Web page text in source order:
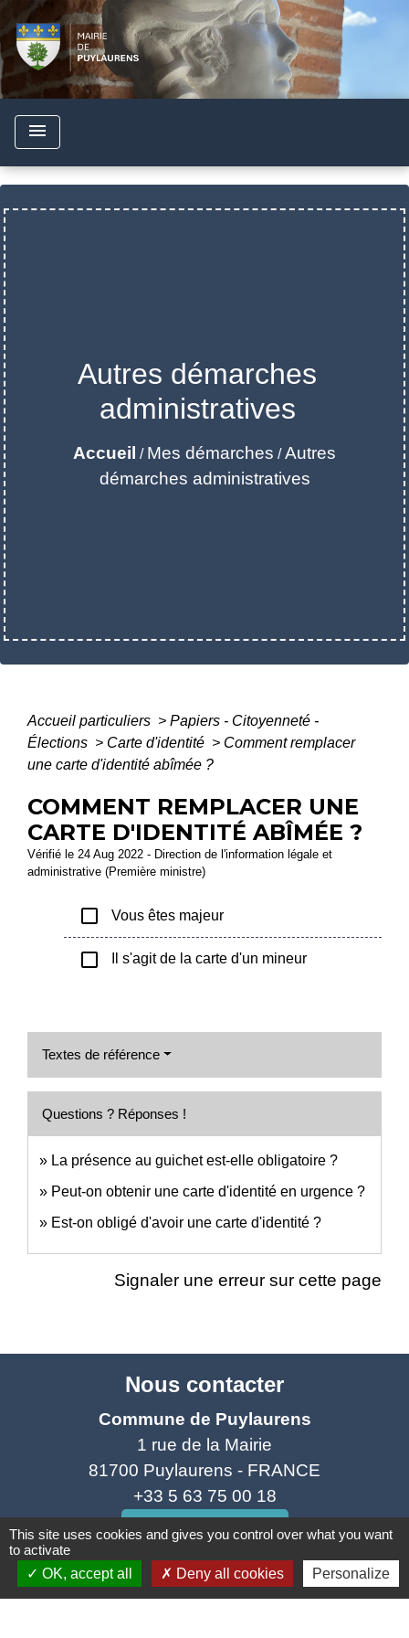
menu
Autres démarches
administratives
Accueil / Mes démarches /Autres
démarches administratives
Accueil particuliers > Papiers - Citoyenneté -
Élections > Carte d'identité > Comment remplacer
une carte d'identité abîmée ?
COMMENT REMPLACER UNE
CARTE D'IDENTITÉ ABÎMÉE ?
Vérifié le 24 Aug 2022 - Direction de l'information légale et
administrative (Première ministre)
check_box_outline_blank Vous êtes majeur
check_box_outline_blank Il s'agit de la carte d'un mineur
Textes de référence
Questions ? Réponses !
La présence au guichet est-elle obligatoire ?
Peut-on obtenir une carte d'identité en urgence ?
Est-on obligé d'avoir une carte d'identité ?
Signaler une erreur sur cette page
Nous contacter
Commune de Puylaurens
1 rue de la Mairie
81700 Puylaurens - FRANCE
+33 5 63 75 00 18
Contact par formulaire
This site uses cookies and gives you control over what you want
to activate
OK, accept all
Deny all cookies Personalize